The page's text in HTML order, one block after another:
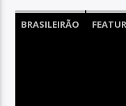
BRASILEIRÃO